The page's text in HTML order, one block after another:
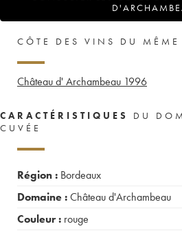
CÔTE DES VINS DU MÊME
Château d' Archambeau 1996
CARACTÉRISTIQUES
DU
CUVÉE
Région : Bordeaux
Domaine :Château d'Archambeau
Couleur : rouge